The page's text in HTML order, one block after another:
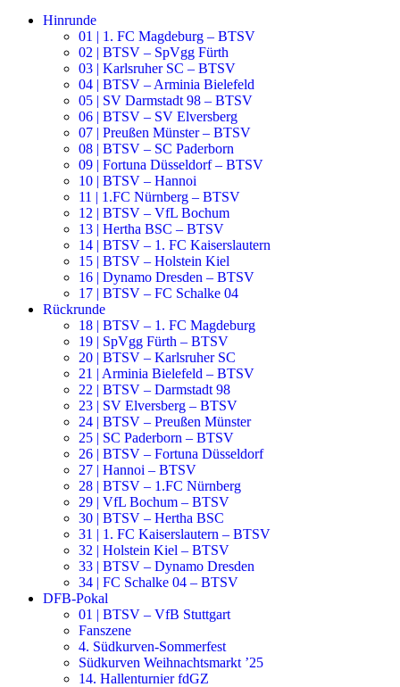
Hinrunde
01 | 1. FC Magdeburg – BTSV
02 | BTSV – SpVgg Fürth
03 | Karlsruher SC – BTSV
04 | BTSV – Arminia Bielefeld
05 | SV Darmstadt 98 – BTSV
06 | BTSV – SV Elversberg
07 | Preußen Münster – BTSV
08 | BTSV – SC Paderborn
09 | Fortuna Düsseldorf – BTSV
10 | BTSV – Hannoi
11 | 1.FC Nürnberg – BTSV
12 | BTSV – VfL Bochum
13 | Hertha BSC – BTSV
14 | BTSV – 1. FC Kaiserslautern
15 | BTSV – Holstein Kiel
16 | Dynamo Dresden – BTSV
17 | BTSV – FC Schalke 04
Rückrunde
18 | BTSV – 1. FC Magdeburg
19 | SpVgg Fürth – BTSV
20 | BTSV – Karlsruher SC
21 | Arminia Bielefeld – BTSV
22 | BTSV – Darmstadt 98
23 | SV Elversberg – BTSV
24 | BTSV – Preußen Münster
25 | SC Paderborn – BTSV
26 | BTSV – Fortuna Düsseldorf
27 | Hannoi – BTSV
28 | BTSV – 1.FC Nürnberg
29 | VfL Bochum – BTSV
30 | BTSV – Hertha BSC
31 | 1. FC Kaiserslautern – BTSV
32 | Holstein Kiel – BTSV
33 | BTSV – Dynamo Dresden
34 | FC Schalke 04 – BTSV
DFB-Pokal
01 | BTSV – VfB Stuttgart
Fanszene
4. Südkurven-Sommerfest
Südkurven Weihnachtsmarkt ’25
14. Hallenturnier fdGZ